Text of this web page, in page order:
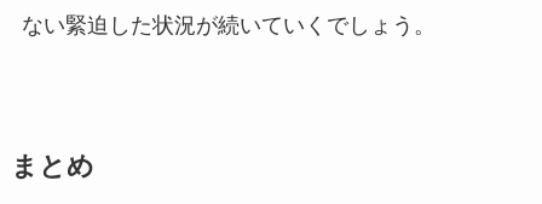
ない緊迫した状況が続いていくでしょう。
まとめ